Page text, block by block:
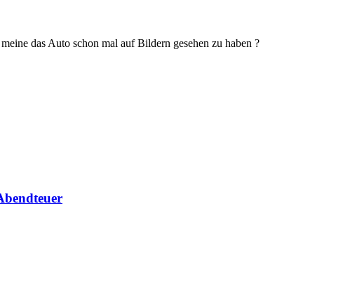
das Auto schon mal auf Bildern gesehen zu haben ?